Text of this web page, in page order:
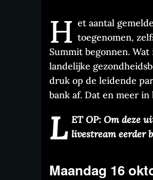
H et aantal
toegenomen,
Summit begonnen.
landelijke
druk op de leidende
bank af. Dat en meer in
L ET OP: Om deze
livestream eerder
Maandag 16